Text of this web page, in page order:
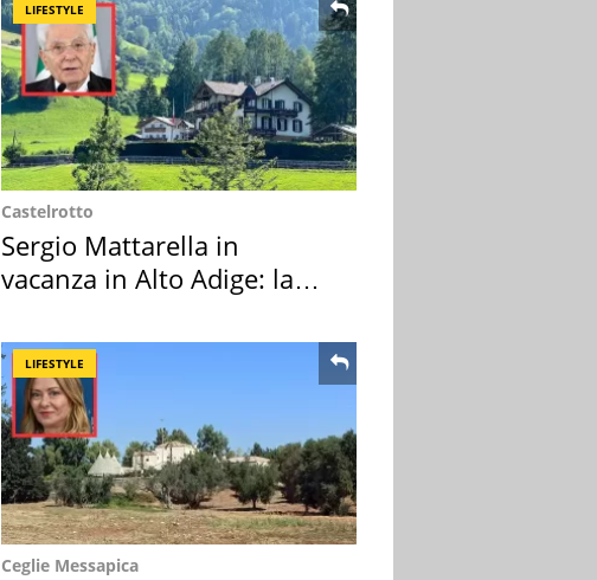
LIFESTYLE
Castelrotto
Sergio Mattarella in
vacanza in Alto Adige: la
LIFESTYLE
Ceglie Messapica